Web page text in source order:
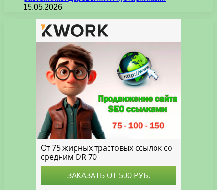
15.05.2026